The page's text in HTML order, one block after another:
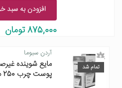
افزودن به سبد
875,000 تومان
تمام شد
آردن سبوما
مایع شوینده
پوست چرب 250 میلی لیتری